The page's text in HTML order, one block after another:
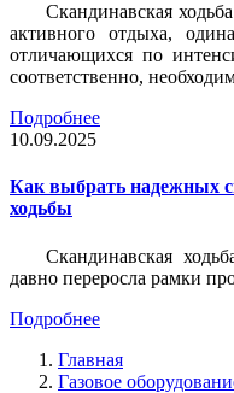
Скандинавская
активного отдыха,
отличающихся по
соответственно,
Подробнее
10.09.2025
Как выбрать надежных
ходьбы
Скандинавская
давно переросла рамки
Подробнее
Главная
Газовое